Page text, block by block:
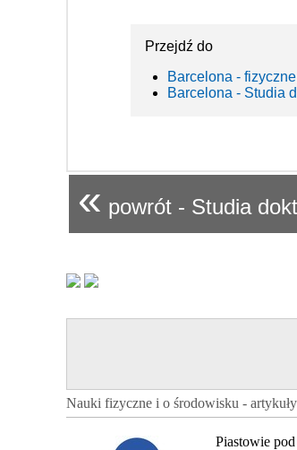
Przejdź do
Barcelona -
Barcelona - Studia
« powrót - Studia
Nauki fizyczne i o środowisku - artykuły
Piastowie